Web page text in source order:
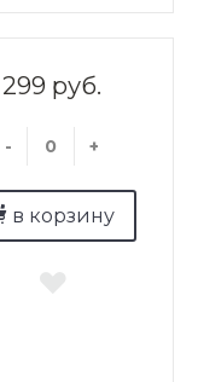
299 руб.
- +
в корзину